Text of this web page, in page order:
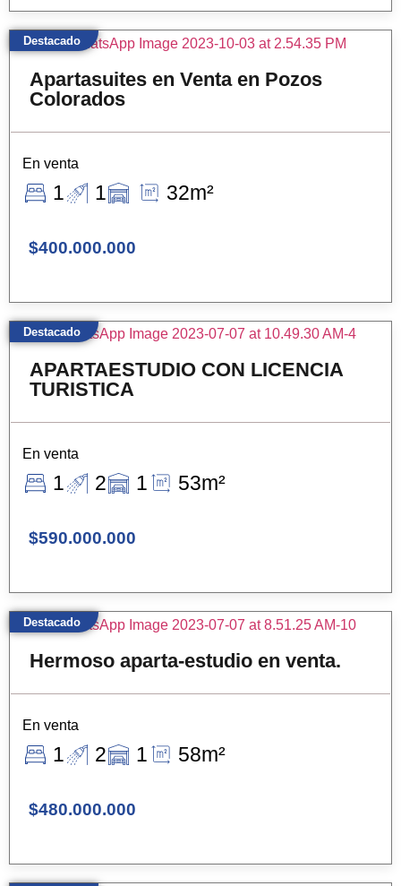
Apartasuites en Venta en Pozos
Colorados
En venta
1 1 32m²
$400.000.000
Destacado
APARTAESTUDIO CON LICENCIA
TURISTICA
En venta
1 2 1 53m²
$590.000.000
Destacado
Hermoso aparta-estudio en venta.
En venta
1 2 1 58m²
$480.000.000
Destacado